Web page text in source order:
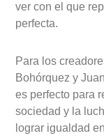
ver con el que
perfecta.
Para los
Bohórquez y
es perfecto para
sociedad y la
lograr igualdad